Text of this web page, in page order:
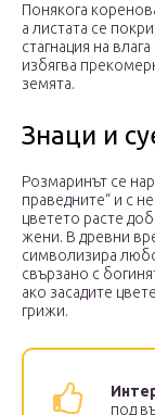
Понякога
а листата се
стагнация на
избягва
земята.
Знаци и
Розмаринът се
праведните“ и с
цветето расте
жени. В древни
символизира
свързано с
ако засадите
грижи.
под